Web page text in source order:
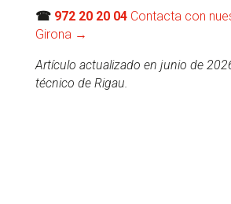
☎ 972 20 20 04 Contacta con
Girona →
Artículo actualizado en junio de
técnico de Rigau.